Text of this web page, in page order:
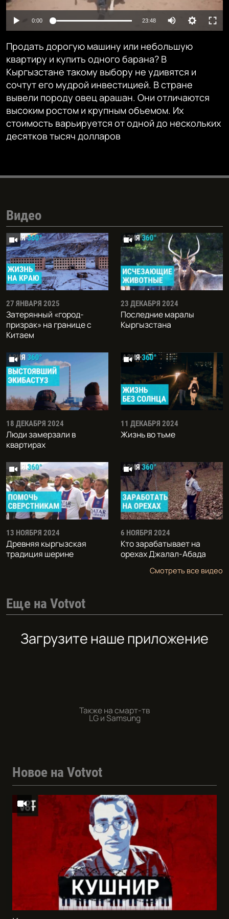
240p 360p
720p
0:00 23:48
360p
480p
720p
Продать дорогую машину или небольшую
квартиру и купить одного барана? В
Кыргызстане такому выбору не удивятся и
сочтут его мудрой инвестицией. В стране
вывели породу овец арашан. Они отличаются
высоким ростом и крупным объемом. Их
стоимость варьируется от одной до нескольких
десятков тысяч долларов
Видео
27 ЯНВАРЯ 2025
Затерянный «город-
призрак» на границе с
Китаем
23 ДЕКАБРЯ 2024
Последние маралы
Кыргызстана
18 ДЕКАБРЯ 2024
Люди замерзали в
квартирах
11 ДЕКАБРЯ 2024
Жизнь во тьме
13 НОЯБРЯ 2024
Древняя кыргызская
традиция шерине
6 НОЯБРЯ 2024
Кто зарабатывает на
орехах Джалал-Абада
Смотреть все видео
Еще на Votvot
Загрузите наше приложение
Также на смарт-тв
LG и Samsung
Новое на Votvot